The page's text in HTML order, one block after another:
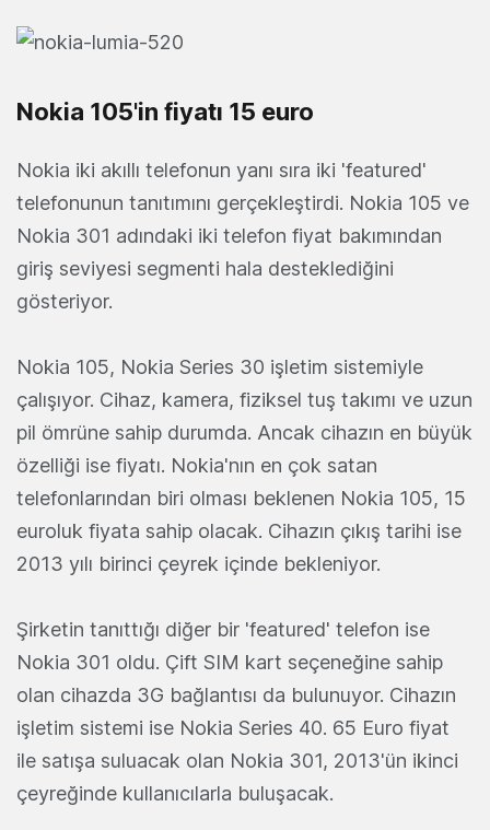
Nokia 105'in fiyatı 15 euro
Nokia iki akıllı telefonun yanı sıra iki 'featured'
telefonunun tanıtımını gerçekleştirdi. Nokia 105 ve
Nokia 301 adındaki iki telefon fiyat bakımından
giriş seviyesi segmenti hala desteklediğini
gösteriyor.
Nokia 105, Nokia Series 30 işletim sistemiyle
çalışıyor. Cihaz, kamera, fiziksel tuş takımı ve uzun
pil ömrüne sahip durumda. Ancak cihazın en büyük
özelliği ise fiyatı. Nokia'nın en çok satan
telefonlarından biri olması beklenen Nokia 105, 15
euroluk fiyata sahip olacak. Cihazın çıkış tarihi ise
2013 yılı birinci çeyrek içinde bekleniyor.
Şirketin tanıttığı diğer bir 'featured' telefon ise
Nokia 301 oldu. Çift SIM kart seçeneğine sahip
olan cihazda 3G bağlantısı da bulunuyor. Cihazın
işletim sistemi ise Nokia Series 40. 65 Euro fiyat
ile satışa suluacak olan Nokia 301, 2013'ün ikinci
çeyreğinde kullanıcılarla buluşacak.